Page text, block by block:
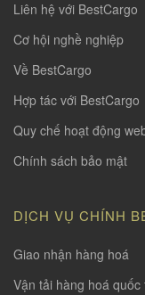
Liên hệ với BestCargo
Cơ hội nghề nghiệp
Về BestCargo
Hợp tác với BestCargo
Quy chế hoạt động
Chính sách bảo mật
DỊCH VỤ CHÍNH
Giao nhận hàng hoá
Vận tải hàng hoá quốc